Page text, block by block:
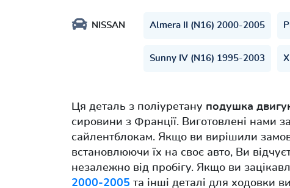
NISSAN Almera II (N16) 2000-2005
Sunny IV (N16) 1995-2003
Ця деталь з поліуретану подушка
сировини з Франції. Виготовлені нами
сайлентблокам. Якщо ви вирішили
встановлюючи їх на своє авто, Ви
незалежно від пробігу. Якщо ви
2000-2005 та інші деталі для ходовки